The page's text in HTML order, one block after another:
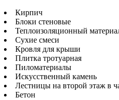
Кирпич
Блоки стеновые
Теплоизоляционный
Сухие смеси
Кровля для крыши
Плитка тротуарная
Пиломатериалы
Искусственный камень
Лестницы на второй этаж в
Бетон